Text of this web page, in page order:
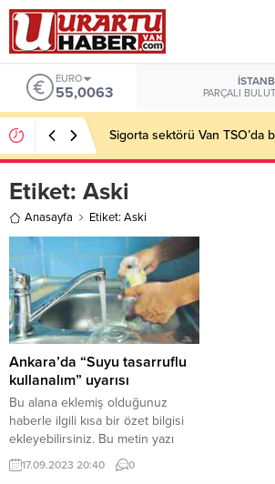
EURO
55,0063 PARÇALI
Sigorta sektörü Van TSO’da
Etiket: Aski
Anasayfa Etiket: Aski
Ankara’da “Suyu tasarruflu
kullanalım” uyarısı
Bu alana eklemiş olduğunuz
haberle ilgili kısa bir özet bilgisi
ekleyebilirsiniz. Bu metin yazı
düzenleme sayfasında “Özet”
bölümünden eklenebilir. Özet
17.09.2023 20:40 0